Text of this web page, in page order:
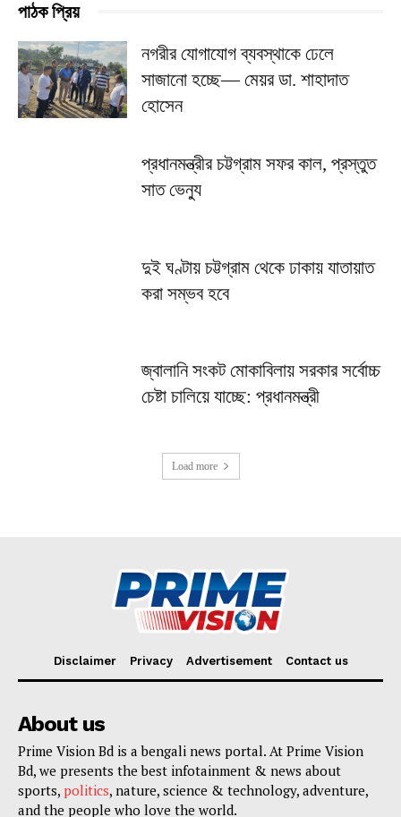
পাঠক প্রিয়
নগরীর যোগাযোগ ব্যবস্থাকে ঢেলে
সাজানো হচ্ছে— মেয়র ডা. শাহাদাত
হোসেন
প্রধানমন্ত্রীর চট্টগ্রাম সফর কাল, প্রস্তুত
সাত ভেন্যু
দুই ঘণ্টায় চট্টগ্রাম থেকে ঢাকায় যাতায়াত
করা সম্ভব হবে
জ্বালানি সংকট মোকাবিলায় সরকার সর্বোচ্চ
চেষ্টা চালিয়ে যাচ্ছে: প্রধানমন্ত্রী
Load more
Disclaimer Privacy Advertisement Contact us
About us
Prime Vision Bd is a bengali news portal. At Prime Vision
Bd, we presents the best infotainment & news about
sports, politics, nature, science & technology, adventure,
and the people who love the world.